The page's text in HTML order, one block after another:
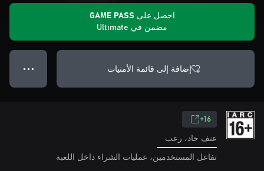
احصل على GAME PASS
مضمن في Ultimate
إضافة إلى قائمة الأمنيات ● ● ●
16+
عنف حاد، رعب
تفاعل المستخدمين، عمليات الشراء داخل اللعبة